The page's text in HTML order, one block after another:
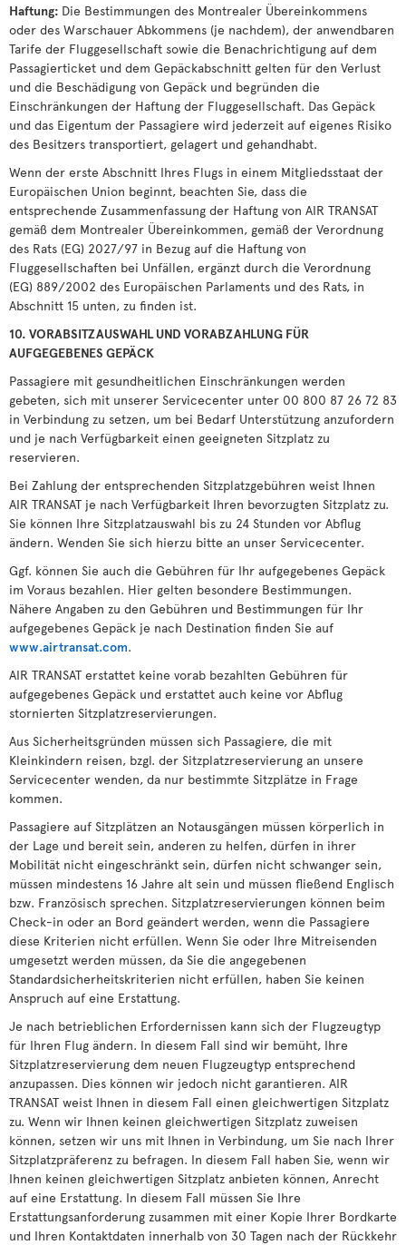
Haftung: Die Bestimmungen des Montrealer Übereinkommens
oder des Warschauer Abkommens (je nachdem), der anwendbaren
Tarife der Fluggesellschaft sowie die Benachrichtigung auf dem
Passagierticket und dem Gepäckabschnitt gelten für den Verlust
und die Beschädigung von Gepäck und begründen die
Einschränkungen der Haftung der Fluggesellschaft. Das Gepäck
und das Eigentum der Passagiere wird jederzeit auf eigenes Risiko
des Besitzers transportiert, gelagert und gehandhabt.
Wenn der erste Abschnitt Ihres Flugs in einem Mitgliedsstaat der
Europäischen Union beginnt, beachten Sie, dass die
entsprechende Zusammenfassung der Haftung von AIR TRANSAT
gemäß dem Montrealer Übereinkommen, gemäß der Verordnung
des Rats (EG) 2027/97 in Bezug auf die Haftung von
Fluggesellschaften bei Unfällen, ergänzt durch die Verordnung
(EG) 889/2002 des Europäischen Parlaments und des Rats, in
Abschnitt 15 unten, zu finden ist.
10. VORABSITZAUSWAHL UND VORABZAHLUNG FÜR
AUFGEGEBENES GEPÄCK
Passagiere mit gesundheitlichen Einschränkungen werden
gebeten, sich mit unserer Servicecenter unter 00 800 87 26 72 83
in Verbindung zu setzen, um bei Bedarf Unterstützung anzufordern
und je nach Verfügbarkeit einen geeigneten Sitzplatz zu
reservieren.
Bei Zahlung der entsprechenden Sitzplatzgebühren weist Ihnen
AIR TRANSAT je nach Verfügbarkeit Ihren bevorzugten Sitzplatz zu.
Sie können Ihre Sitzplatzauswahl bis zu 24 Stunden vor Abflug
ändern. Wenden Sie sich hierzu bitte an unser Servicecenter.
Ggf. können Sie auch die Gebühren für Ihr aufgegebenes Gepäck
im Voraus bezahlen. Hier gelten besondere Bestimmungen.
Nähere Angaben zu den Gebühren und Bestimmungen für Ihr
aufgegebenes Gepäck je nach Destination finden Sie auf
www.airtransat.com.
AIR TRANSAT erstattet keine vorab bezahlten Gebühren für
aufgegebenes Gepäck und erstattet auch keine vor Abflug
stornierten Sitzplatzreservierungen.
Aus Sicherheitsgründen müssen sich Passagiere, die mit
Kleinkindern reisen, bzgl. der Sitzplatzreservierung an unsere
Servicecenter wenden, da nur bestimmte Sitzplätze in Frage
kommen.
Passagiere auf Sitzplätzen an Notausgängen müssen körperlich in
der Lage und bereit sein, anderen zu helfen, dürfen in ihrer
Mobilität nicht eingeschränkt sein, dürfen nicht schwanger sein,
müssen mindestens 16 Jahre alt sein und müssen fließend Englisch
bzw. Französisch sprechen. Sitzplatzreservierungen können beim
Check-in oder an Bord geändert werden, wenn die Passagiere
diese Kriterien nicht erfüllen. Wenn Sie oder Ihre Mitreisenden
umgesetzt werden müssen, da Sie die angegebenen
Standardsicherheitskriterien nicht erfüllen, haben Sie keinen
Anspruch auf eine Erstattung.
Je nach betrieblichen Erfordernissen kann sich der Flugzeugtyp
für Ihren Flug ändern. In diesem Fall sind wir bemüht, Ihre
Sitzplatzreservierung dem neuen Flugzeugtyp entsprechend
anzupassen. Dies können wir jedoch nicht garantieren. AIR
TRANSAT weist Ihnen in diesem Fall einen gleichwertigen Sitzplatz
zu. Wenn wir Ihnen keinen gleichwertigen Sitzplatz zuweisen
können, setzen wir uns mit Ihnen in Verbindung, um Sie nach Ihrer
Sitzplatzpräferenz zu befragen. In diesem Fall haben Sie, wenn wir
Ihnen keinen gleichwertigen Sitzplatz anbieten können, Anrecht
auf eine Erstattung. In diesem Fall müssen Sie Ihre
Erstattungsanforderung zusammen mit einer Kopie Ihrer Bordkarte
und Ihren Kontaktdaten innerhalb von 30 Tagen nach der Rückkehr